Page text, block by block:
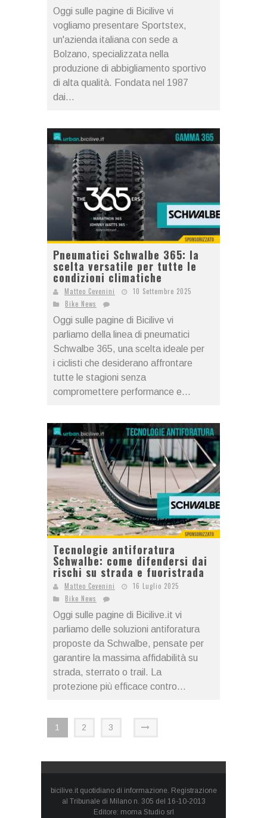
Oggi sulle pagine di Bicilive vi
vogliamo presentare Sportstex,
un'azienda italiana con sede a
Bolzano, specializzata nella
produzione di abbigliamento sportivo
di alta qualità. Fondata nel 1987
dai...
Pneumatici Schwalbe 365: la
scelta versatile per tutte le
condizioni climatiche
Matteo Cevenini
10 Settembre 2025
Bike News
Oggi sulle pagine di Bicilive vi
parliamo della linea di pneumatici
Schwalbe 365, una scelta ideale per
i ciclisti che desiderano affrontare
tutte le stagioni senza
compromettere performance e...
Tecnologie antiforatura
Schwalbe: come difendersi dai
rischi su strada e fuoristrada
Matteo Cevenini
16 Luglio 2025
Bike News
Oggi sulle pagine di Bicilive.it vi
parliamo delle soluzioni antiforatura
proposte da Schwalbe, pensate per
garantire la massima affidabilità su
strada, sterrato o trail. La
protezione più efficace contro...
1 2 3
bicilive.it quotidiano di informazione. Registrazione
al Tribunale di Milano n. 305 del 16-10-2013
Editore: moma Studio srl